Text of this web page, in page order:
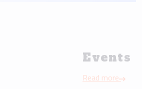
Events
Read more